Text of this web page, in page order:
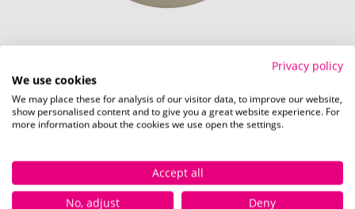
Privacy policy
We use cookies
We may place these for analysis of our visitor data, to improve our website,
show personalised content and to give you a great website experience. For
more information about the cookies we use open the settings.
Accept all
No, adjust
Deny